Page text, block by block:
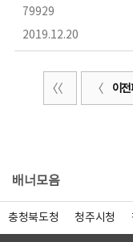
79929
2019.12.20
이전
배너모음
충청북도청 청주시청